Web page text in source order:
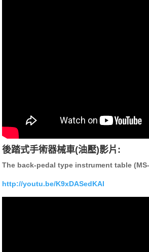
後踏式手術器械車(油壓)影片:
The back-pedal type instrument table
http://youtu.be/K9xDASedKAI